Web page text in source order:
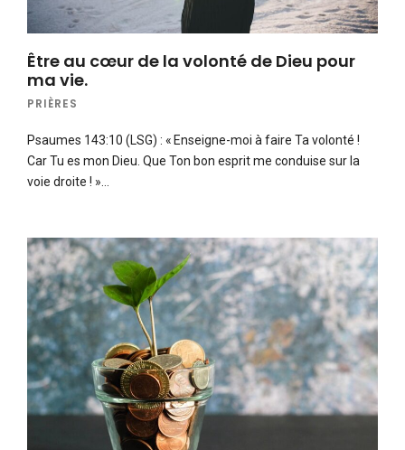
Être au cœur de la volonté de Dieu pour
ma vie.
PRIÈRES
Psaumes 143:10 (LSG) : « Enseigne-moi à faire Ta volonté !
Car Tu es mon Dieu. Que Ton bon esprit me conduise sur la
voie droite ! »…